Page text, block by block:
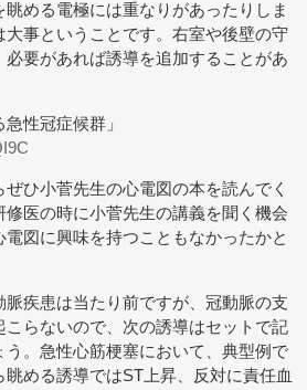
める電極には重なりがあったりしま
事ということです。右室や後壁の守
要があれば誘導を追加することがあ
性冠症候群」
ひ小菅先生の心電図の本を読んでく
医の時に小菅先生の講義を聞く機会
図に興味を持つこともなかったかと
脈疾患は当たり前ですが、冠動脈の支
こらないので、次の誘導はセットで記
。急性心筋梗塞において、典型例で
める誘導ではST上昇、反対に責任血